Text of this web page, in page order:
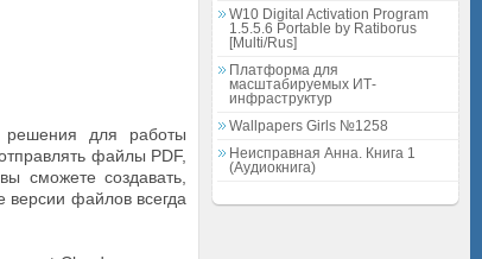
для работы
файлы PDF,
сможете создавать,
версии файлов всегда
W10 Digital Activation Program
1.5.5.6 Portable by Ratiborus
[Multi/Rus]
Платформа для
масштабируемых ИТ-
инфраструктур
Wallpapers Girls №1258
Неисправная Анна. Книга 1
(Аудиокнига)